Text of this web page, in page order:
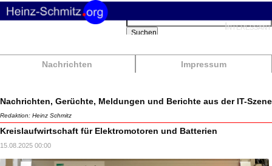
Nachrichten Impressum
Suchbegriffe
Suchen
Nachrichten, Gerüchte, Meldungen und Berichte aus der IT-Szene
Redaktion: Heinz Schmitz
Kreislaufwirtschaft für Elektromotoren und Batterien
15.08.2025 00:00